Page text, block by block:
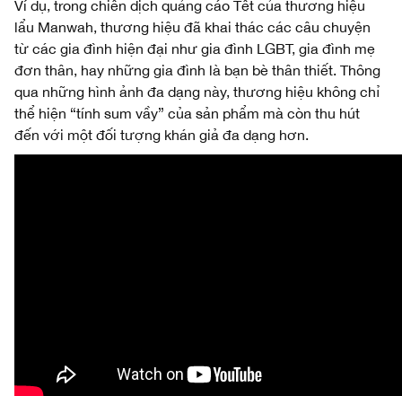
Ví dụ, trong chiến dịch quảng cáo Tết của thương hiệu
lẩu Manwah, thương hiệu đã khai thác các câu chuyện
từ các gia đình hiện đại như gia đình LGBT, gia đình mẹ
đơn thân, hay những gia đình là bạn bè thân thiết. Thông
qua những hình ảnh đa dạng này, thương hiệu không chỉ
thể hiện “tính sum vầy” của sản phẩm mà còn thu hút
đến với một đối tượng khán giả đa dạng hơn.